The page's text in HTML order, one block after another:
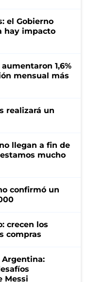
el Gobierno
hay impacto
1,6%
mensual más
realizará un
llegan a fin de
mucho
confirmó un
crecen los
compras
Argentina:
Messi